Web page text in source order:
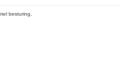
besturing,